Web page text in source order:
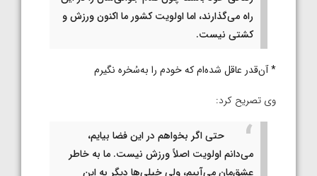
راه می‌گذارند، اما اولویت کشور ما اکنون ورزش و
کشتی نیست.
* آن‌قدر عاقل شده‌ام که خودم را به‌سُخره نگیرم
وی تصریح کرد:
حتی اگر بخواهم در این فضا بیایم،
‌می‌دانم اولویت اصلاً ورزش نیست. ما به خاطر
عشق‌مان می‌آییم، ولی خیلی‌ها دیگر به این